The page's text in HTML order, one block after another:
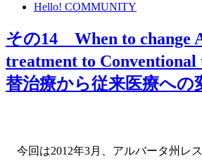
Hello! COMMUNITY
その14 When to change
treatment to
替治療から従来医療への
今回は2012年3月、アルバータ州レ